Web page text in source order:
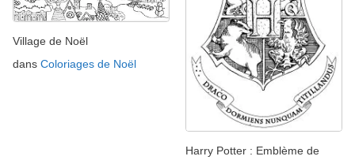
Village de Noël
dans Coloriages de Noël
Harry Potter : Emblème de